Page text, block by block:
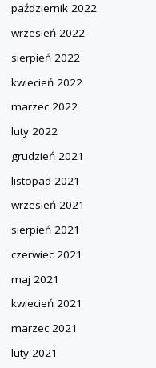
październik 2022
wrzesień 2022
sierpień 2022
kwiecień 2022
marzec 2022
luty 2022
grudzień 2021
listopad 2021
wrzesień 2021
sierpień 2021
czerwiec 2021
maj 2021
kwiecień 2021
marzec 2021
luty 2021